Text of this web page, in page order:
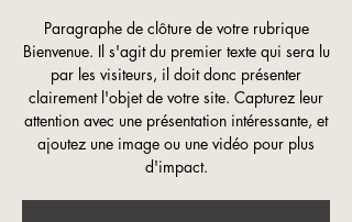
Paragraphe de clôture de votre rubrique
Bienvenue. Il s'agit du premier texte qui sera lu
par les visiteurs, il doit donc présenter
clairement l'objet de votre site. Capturez leur
attention avec une présentation intéressante, et
ajoutez une image ou une vidéo pour plus
d'impact.